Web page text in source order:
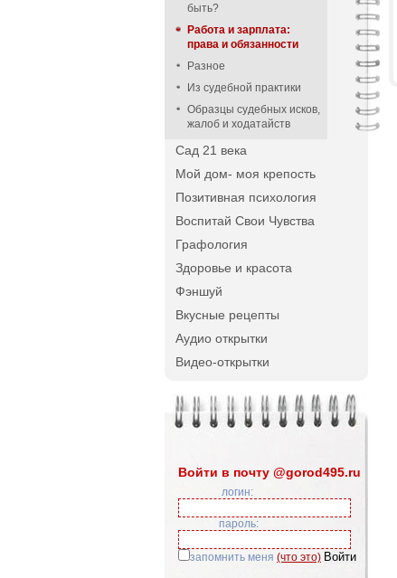
быть?
Работа и зарплата:
права и обязанности
Разное
Из судебной практики
Образцы судебных исков,
жалоб и ходатайств
Сад 21 века
Мой дом- моя крепость
Позитивная психология
Воспитай Свои Чувства
Графология
Здоровье и красота
Фэншуй
Вкусные рецепты
Аудио открытки
Видео-открытки
Войти в почту @gorod495.ru
логин:
пароль:
запомнить меня (что это)